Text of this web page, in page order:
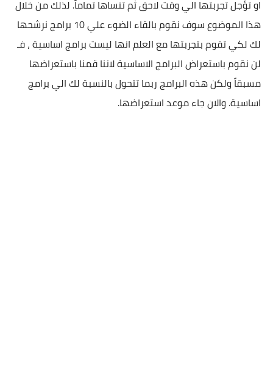
او تؤجل تجربتها الي وقت لاحق ثم تنساها تماماً. لذلك من خلال
هذا الموضوع سوف نقوم بالقاء الضوء علي 10 برامج نرشحها
لك لكي تقوم بتجربتها مع العلم انها ليست برامج اساسية ، فـ
لن نقوم باستعراض البرامج الاساسية لاننا قمنا باستعراضها
مسبقاً ولكن هذه البرامج ربما تتحول بالنسبة لك الي برامج
اساسية. والان جاء موعد استعراضها.